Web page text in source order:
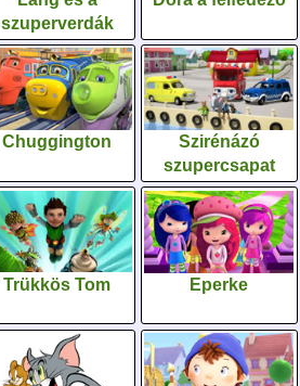
szuperverdák
Chuggington
Szirénázó
szupercsapat
Trükkös Tom Eperke